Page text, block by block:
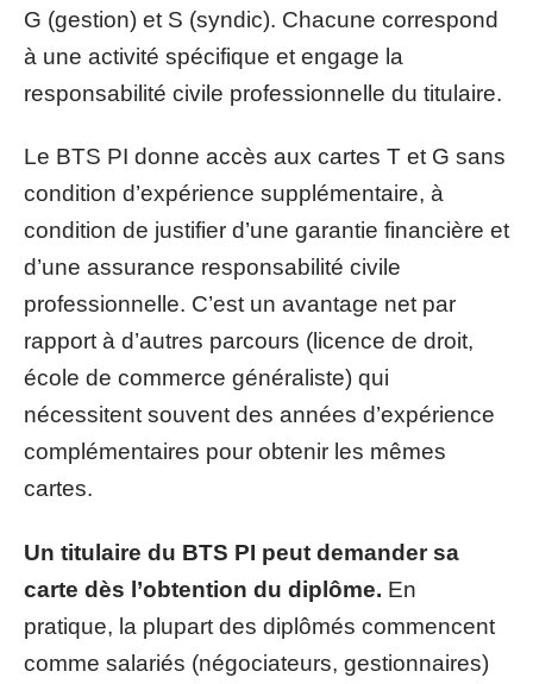
G (gestion) et S (syndic). Chacune correspond
à une activité spécifique et engage la
responsabilité civile professionnelle du titulaire.
Le BTS PI donne accès aux cartes T et G sans
condition d’expérience supplémentaire, à
condition de justifier d’une garantie financière et
d’une assurance responsabilité civile
professionnelle. C’est un avantage net par
rapport à d’autres parcours (licence de droit,
école de commerce généraliste) qui
nécessitent souvent des années d’expérience
complémentaires pour obtenir les mêmes
cartes.
Un titulaire du BTS PI peut demander sa
carte dès l’obtention du diplôme. En
pratique, la plupart des diplômés commencent
comme salariés (négociateurs, gestionnaires)